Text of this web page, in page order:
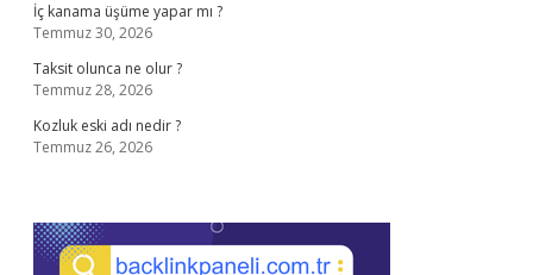
İç kanama üşüme yapar mı ?
Temmuz 30, 2026
Taksit olunca ne olur ?
Temmuz 28, 2026
Kozluk eski adı nedir ?
Temmuz 26, 2026